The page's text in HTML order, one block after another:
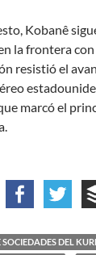
Kobanê
la frontera
resistió el
marcó el
queda de
DEL